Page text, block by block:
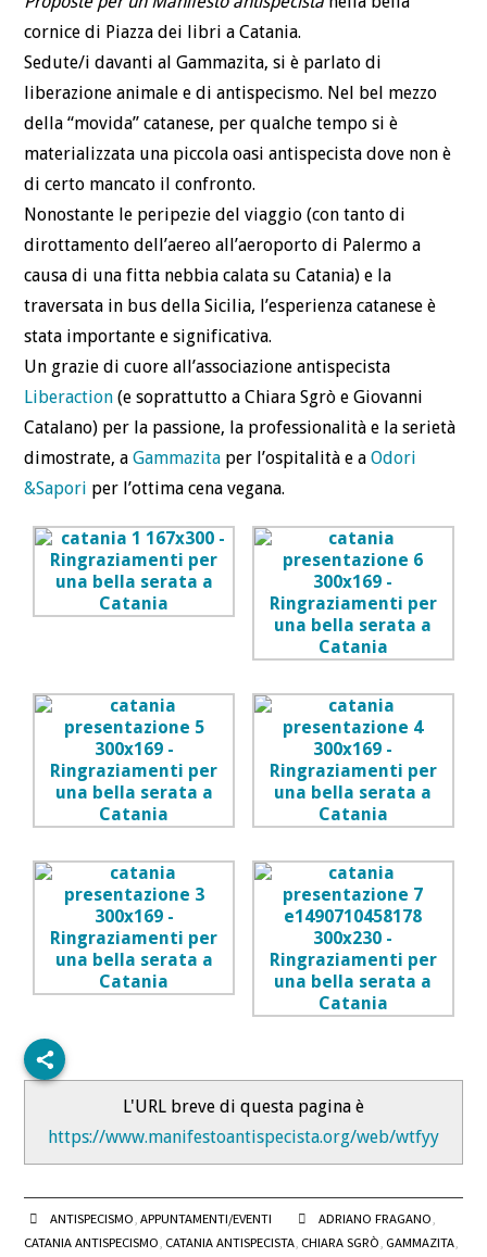
CONTATTI
cornice di Piazza dei libri a Catania.
Sedute/i davanti al Gammazita, si è parlato di
liberazione animale e di antispecismo. Nel bel mezzo
della “movida” catanese, per qualche tempo si è
materializzata una piccola oasi antispecista dove non è
di certo mancato il confronto.
Nonostante le peripezie del viaggio (con tanto di
dirottamento dell’aereo all’aeroporto di Palermo a
causa di una fitta nebbia calata su Catania) e la
traversata in bus della Sicilia, l’esperienza catanese è
stata importante e significativa.
Un grazie di cuore all’associazione antispecista
Liberaction (e soprattutto a Chiara Sgrò e Giovanni
Catalano) per la passione, la professionalità e la serietà
dimostrate, aGammazita per l’ospitalità e aOdori
&Sapori per l’ottima cena vegana.
L'URL breve di questa pagina è
https://www.manifestoantispecista.org/web/wtfyy
ANTISPECISMO, APPUNTAMENTI/EVENTI ADRIANO FRAGANO,
CATANIA ANTISPECISMO, CATANIA ANTISPECISTA, CHIARA SGRÒ, GAMMAZITA,